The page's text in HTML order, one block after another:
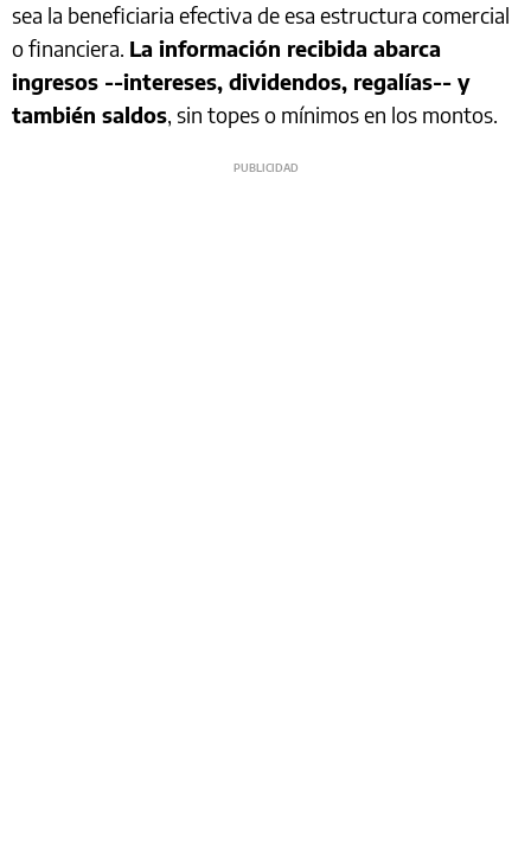
sea la beneficiaria efectiva de esa estructura comercial
o financiera. La información recibida abarca
ingresos --intereses, dividendos, regalías-- y
también saldos, sin topes o mínimos en los montos.